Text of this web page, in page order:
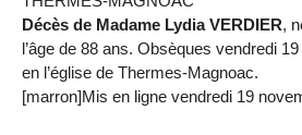
Décès de Madame Lydia VERDIER,
l’âge de 88 ans. Obsèques vendredi
en l’église de Thermes-Magnoac.
[marron]Mis en ligne vendredi 19